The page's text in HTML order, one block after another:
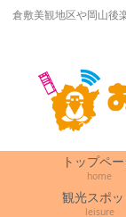
倉敷美観地区や岡山後
トップペ
home
観光スポッ
leisure